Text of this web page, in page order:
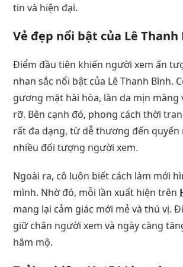
tin và hiện đại.
Vẻ đẹp nổi bật của Lê Thanh
Điểm đầu tiên khiến người xem ấn
nhan sắc nổi bật của Lê Thanh Bình.
gương mặt hài hòa, làn da mịn màng
rỡ. Bên cạnh đó, phong cách thời
rất đa dạng, từ dễ thương đến quyến
nhiều đối tượng người xem.
Ngoài ra, cô luôn biết cách làm mới
mình. Nhờ đó, mỗi lần xuất hiện trên
mang lại cảm giác mới mẻ và thú vị.
giữ chân người xem và ngày càng
hâm mộ.